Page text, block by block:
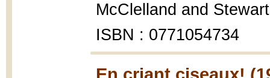
McClelland and
ISBN : 0771054734